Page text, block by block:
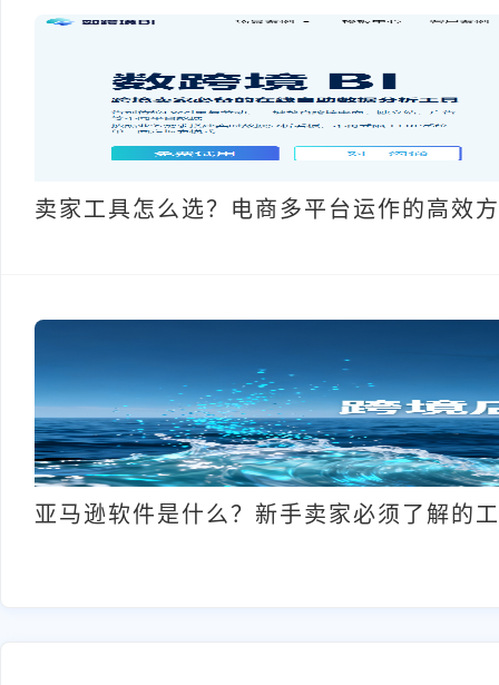
卖家工具怎么选？电商多平台运作的高效
亚马逊软件是什么？新手卖家必须了解的